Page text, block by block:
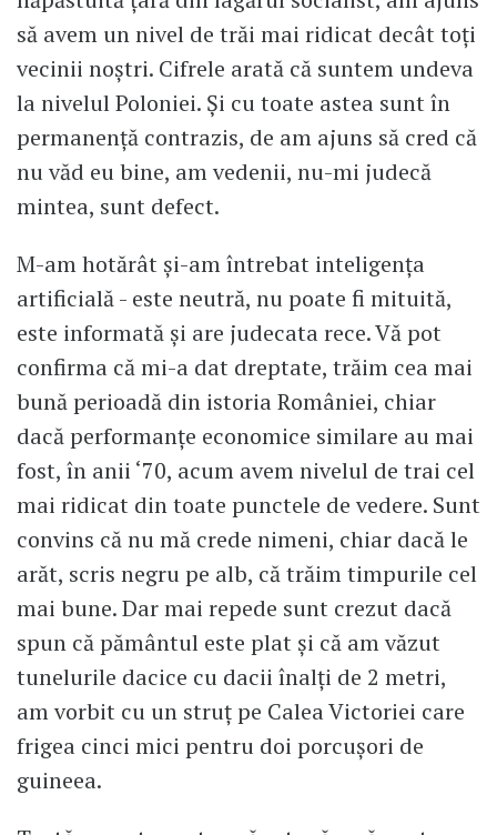
să avem un nivel de trăi mai ridicat decât toți
vecinii noștri. Cifrele arată că suntem undeva
la nivelul Poloniei. Și cu toate astea sunt în
permanență contrazis, de am ajuns să cred că
nu văd eu bine, am vedenii, nu-mi judecă
mintea, sunt defect.
M-am hotărât și-am întrebat inteligența
artificială - este neutră, nu poate fi mituită,
este informată și are judecata rece. Vă pot
confirma că mi-a dat dreptate, trăim cea mai
bună perioadă din istoria României, chiar
dacă performanțe economice similare au mai
fost, în anii ‘70, acum avem nivelul de trai cel
mai ridicat din toate punctele de vedere. Sunt
convins că nu mă crede nimeni, chiar dacă le
arăt, scris negru pe alb, că trăim timpurile cel
mai bune. Dar mai repede sunt crezut dacă
spun că pământul este plat și că am văzut
tunelurile dacice cu dacii înalți de 2 metri,
am vorbit cu un struț pe Calea Victoriei care
frigea cinci mici pentru doi porcușori de
guineea.